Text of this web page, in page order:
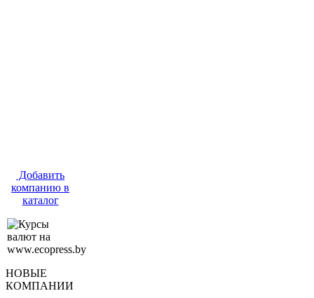
Добавить
компанию в
каталог
НОВЫЕ
КОМПАНИИ